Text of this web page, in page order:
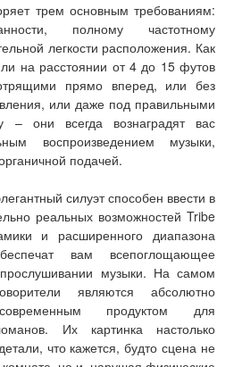
трем основным требованиям:
полному частотному
легкости расположения. Как
на расстоянии от 4 до 15 футов
прямо вперед, или без
или даже под правильными
– они всегда вознаградят вас
воспроизведением музыки,
подачей.
силуэт способен ввести в
реальных возможностей Tribe
и расширенного диапазона
вам всепоглощающее
музыки. На самом
являются абсолютно
продуктом для
Их картинка настолько
что кажется, будто сцена не